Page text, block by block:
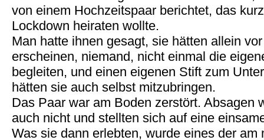
von einem Hochzeitspaar berichtet, das
Lockdown heiraten wollte.
Man hatte ihnen gesagt, sie hätten allein
erscheinen, niemand, nicht einmal die
begleiten, und einen eigenen Stift zum
hätten sie auch selbst mitzubringen.
Das Paar war am Boden zerstört. Absagen
auch nicht und stellten sich auf eine
Was sie dann erlebten, wurde eines der am